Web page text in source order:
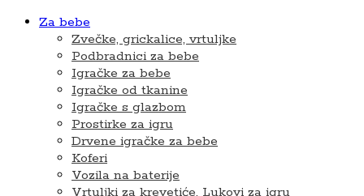
Za bebe
Zvečke, grickalice, vrtuljke
Podbradnici za bebe
Igračke za bebe
Igračke od tkanine
Igračke s glazbom
Prostirke za igru
Drvene igračke za bebe
Koferi
Vozila na baterije
Vrtuljki za krevetiće, Lukovi za igru